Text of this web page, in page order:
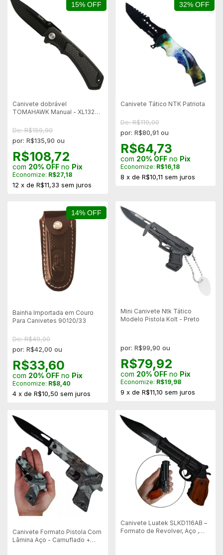
15% OFF
Canivete dobrável
TOMAHAWK Manual - XL1328
De: R$159,90
por: R$135,90 ou
R$108,72
com 20% OFF no Pix
Economize: R$27,18
12 x de R$11,33 sem juros
32% OFF
Canivete Tático NTK Patriota
De: R$119,00
por: R$80,91 ou
R$64,73
com 20% OFFno Pix
Economize: R$16,18
8 x de R$10,11 sem juros
14% OFF
Bainha Importada em Couro
Para Canivetes 90120/33
De: R$49,00
por: R$42,00 ou
R$33,60
com 20% OFF no Pix
Economize: R$8,40
4 x de R$10,50 sem juros
Mini Canivete Ntk Tático
Modelo Pistola Kolt - Preto
por: R$99,90 ou
R$79,92
com 20% OFFno Pix
Economize: R$19,98
9 x de R$11,10 sem juros
Canivete Formato Pistola Com
Lâmina Aço - Camuflado +
Canivete Luatek SLKD116AB –
Formato de Revolver, Aço ,